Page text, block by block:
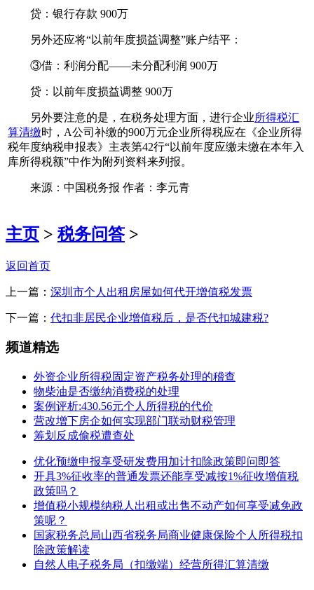
贷：银行存款 900万
另外还应将“以前年度损益调整”账户结平：
③借：利润分配——未分配利润 900万
贷：以前年度损益调整 900万
另外要注意的是，在税务处理方面，进行企业所得税汇
算清缴时，A公司补缴的900万元企业所得税应在《企业所得
税年度纳税申报表》主表第42行“以前年度应缴未缴在本年入
库所得税额”中作为附列资料来列报。
来源：中国税务报 作者：李元青
主页 > 税务问答>
返回首页
上一篇： 深圳市个人出租房屋如何代开增值税发票
下一篇： 代扣非居民企业增值税后，是否代扣城建税?
频道精选
外资企业所得税固定资产税务处理的稽查
物柴油是否缴纳消费税的处理
案例评析:430.56元个人所得税的代价
营改增下房企如何实现部门联动财税管理
筹划反成偷税遭查处
优化预缴申报享受研发费用加计扣除政策即问即答
开具3%征收率的普通发票还能享受减按1%征收增值税
政策吗？
增值税小规模纳税人出租或出售不动产如何享受减免政
策呢？
国家税务总局山西省税务局商业健康保险个人所得税扣
除政策解读
自然人电子税务局（扣缴端）经营所得汇算清缴